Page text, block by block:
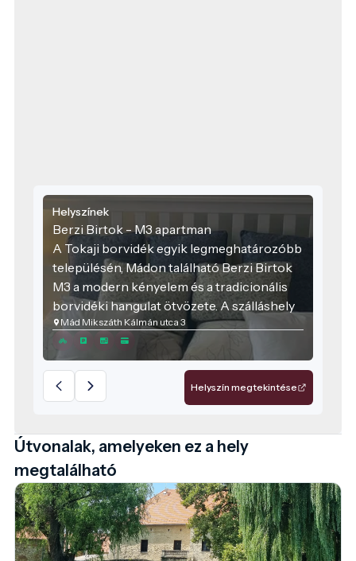
Helyszínek
Berzi Birtok - M3 apartman
A Tokaji borvidék egyik legmeghatározóbb
településén, Mádon található Berzi Birtok
M3 a modern kényelem és a tradicionális
borvidéki hangulat ötvözete. A szálláshely
kialakításakor elsődleges szempont volt a
családok és baráti társaságok igényeinek
kiszolgálása, így az ingatlan tágas tereket és
magas minőségű szolgáltatásokat kínál a
pihenni vágyók számára.
Mád Mikszáth Kálmán utca 3
Helyszín megtekintése
Útvonalak, amelyeken ez a hely
megtalálható